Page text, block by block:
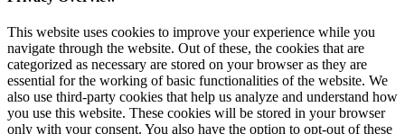
This website uses cookies to improve your experience while you
navigate through the website. Out of these, the cookies that are
categorized as necessary are stored on your browser as they are
essential for the working of basic functionalities of the website. We
also use third-party cookies that help us analyze and understand how
you use this website. These cookies will be stored in your browser
only with your consent. You also have the option to opt-out of these